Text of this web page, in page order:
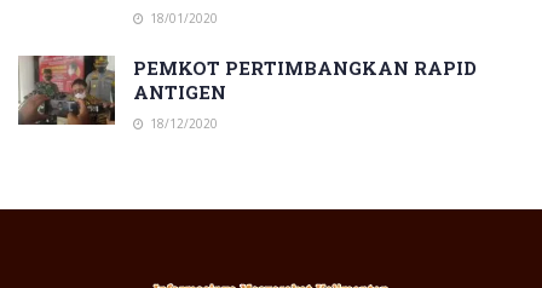
18/01/2020
PEMKOT PERTIMBANGKAN RAPID
ANTIGEN
18/12/2020